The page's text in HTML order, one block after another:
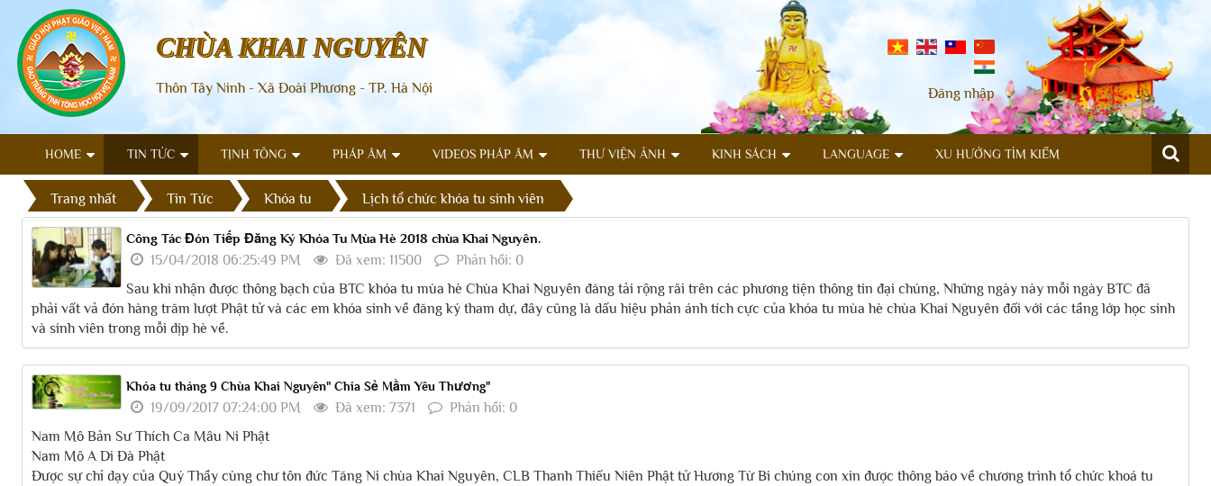
Đăng nhập
CHÙA KHAI NGUYÊN
Thôn Tây Ninh - Xã Đoài Phương - TP. Hà Nội
HOME TIN TỨC TỊNH TÔNG PHÁP ÂM VIDEOS PHÁP ÂM THƯ VIỆN ẢNH KINH SÁCH LANGUAGE XU HƯỚNG TÌM KIẾM
Trang nhất Tin Tức Khóa tu Lịch tổ chức khóa tu sinh viên
Công Tác Đón Tiếp Đăng Ký Khóa Tu Mùa Hè 2018 chùa Khai Nguyên.
15/04/2018 06:25:49 PM Đã xem: 11500
Phản hồi: 0
Sau khi nhận được thông bạch của BTC khóa tu mùa hè Chùa Khai Nguyên đăng tải rộng rãi trên các phương tiện thông tin đại chúng, Những ngày này mỗi ngày BTC đã
phải vất vả đón hàng trăm lượt Phật tử và các em khóa sinh về đăng ký tham dự, đây cũng là dấu hiệu phản ánh tích cực của khóa tu mùa hè chùa Khai Nguyên đối với các tầng lớp học sinh
và sinh viên trong mỗi dịp hè về.
Khóa tu tháng 9 Chùa Khai Nguyên" Chia Sẻ Mầm Yêu Thương"
19/09/2017 07:24:00 PM Đã xem: 7371
Phản hồi: 0
Nam Mô Bản Sư Thích Ca Mâu Ni Phật
Nam Mô A Di Đà Phật
Được sự chỉ dạy của Quý Thầy cùng chư tôn đức Tăng Ni chùa Khai Nguyên, CLB Thanh Thiếu Niên Phật tử Hương Từ Bi chúng con xin được thông báo về chương trình tổ chức khoá tu